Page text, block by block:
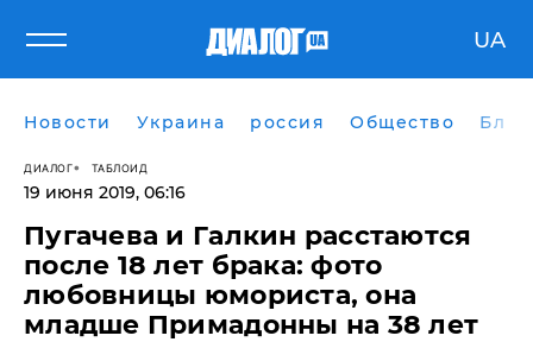
UA
Новости Украина россия Общество
ДИАЛОГ ТАБЛОИД
19 июня 2019, 06:16
Пугачева и Галкин расстаются
после 18 лет брака: фото
любовницы юмориста, она
младше Примадонны на 38 лет